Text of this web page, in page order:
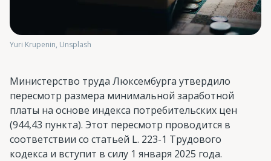
Yuri Krupenin, Unsplash
Министерство труда Люксембурга утвердило
пересмотр размера минимальной заработной
платы на основе индекса потребительских цен
(944,43 пункта). Этот пересмотр проводится в
соответствии со статьей L. 223-1 Трудового
кодекса и вступит в силу 1 января 2025 года.